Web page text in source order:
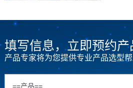
燃料
导地
染，
的问
填写信息，立即预约产
产品专家将为您提供专业产品选型